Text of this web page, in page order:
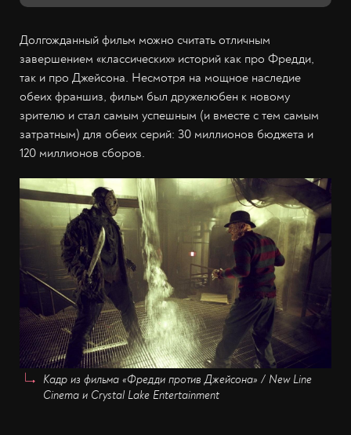
Долгожданный фильм можно считать отличным
завершением «классических» историй как про Фредди,
так и про Джейсона. Несмотря на мощное наследие
обеих франшиз, фильм был дружелюбен к новому
зрителю и стал самым успешным (и вместе с тем самым
затратным) для обеих серий: 30 миллионов бюджета и
120 миллионов сборов.
Кадр из фильма «Фредди против Джейсона» / New Line
Cinema и Crystal Lake Entertainment